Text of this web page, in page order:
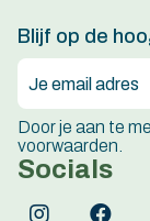
Blijf op de
Door je aan te
voorwaarden.
Socials